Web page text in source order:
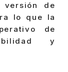
versión de
lo que la
de
y